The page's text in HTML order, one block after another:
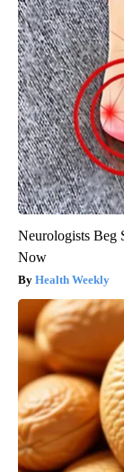
Neurologists Beg
Now
Health Weekly